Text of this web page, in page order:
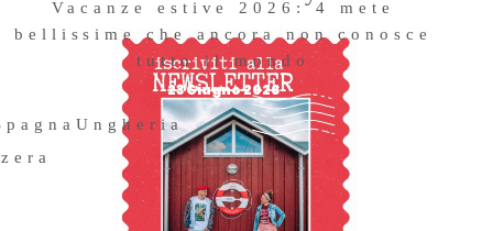
Vacanze estive 2026: 4 mete
bellissime che ancora non conosce
tutto il mondo
23 Giugno 2026
Ungheria